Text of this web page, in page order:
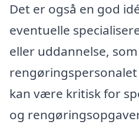
Det er også en god
eventuelle
eller uddannelse, som
kan være kritisk for
og